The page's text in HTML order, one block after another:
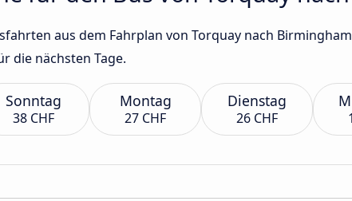
aus dem Fahrplan von Torquay nach
die nächsten Tage.
Sonntag
38 CHF
Montag
27 CHF
Dienstag
26 CHF